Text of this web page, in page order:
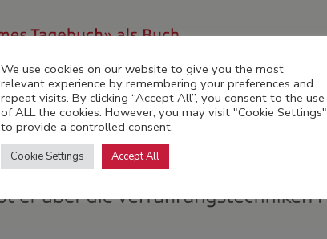
We use cookies on our website to give you the most
relevant experience by remembering your preferences and
repeat visits. By clicking “Accept All”, you consent to the use
of ALL the cookies. However, you may visit "Cookie Settings"
to provide a controlled consent.
Cookie Settings Accept All